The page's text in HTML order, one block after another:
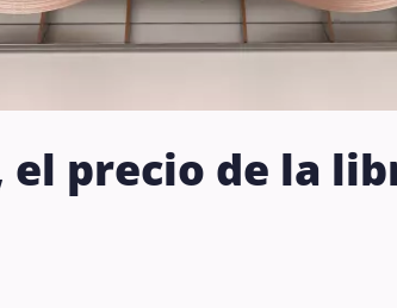
el precio de la